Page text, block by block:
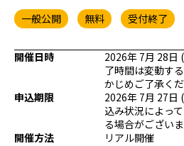
ゲーム/CG
アート/イラスト
プログラミング/ウェブ
ファッション/デザイン/他
一般公開 無料 受付終了
開催日時
2026年 7月 28
了時間は変動す
かじめご了承く
申込期限
2026年 7月 27
込み状況によっ
る場合がございま
開催方法
リアル開催